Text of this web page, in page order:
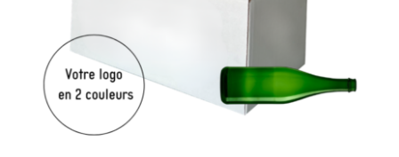
AJOUTER AU PANIER